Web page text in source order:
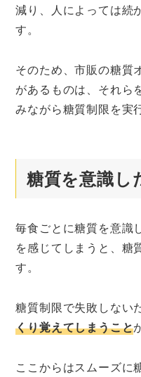
減り、人によっては続
す。
そのため、市販の糖質
があるものは、それら
みながら糖質制限を実
糖質を意識し
毎食ごとに糖質を意識
を感じてしまうと、糖
す。
糖質制限で失敗しない
くり覚えてしまうこと
ここからはスムーズに